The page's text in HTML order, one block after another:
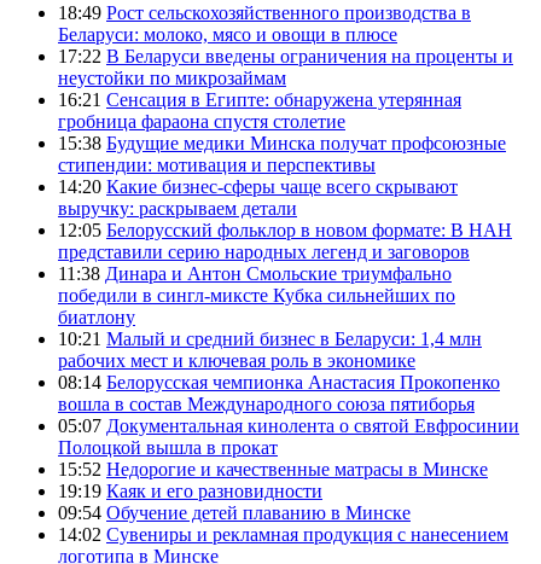
18:49 Рост сельскохозяйственного производства в
Беларуси: молоко, мясо и овощи в плюсе
17:22 В Беларуси введены ограничения на проценты и
неустойки по микрозаймам
16:21 Сенсация в Египте: обнаружена утерянная
гробница фараона спустя столетие
15:38 Будущие медики Минска получат профсоюзные
стипендии: мотивация и перспективы
14:20 Какие бизнес-сферы чаще всего скрывают
выручку: раскрываем детали
12:05 Белорусский фольклор в новом формате: В НАН
представили серию народных легенд и заговоров
11:38 Динара и Антон Смольские триумфально
победили в сингл-миксте Кубка сильнейших по
биатлону
10:21 Малый и средний бизнес в Беларуси: 1,4 млн
рабочих мест и ключевая роль в экономике
08:14 Белорусская чемпионка Анастасия Прокопенко
вошла в состав Международного союза пятиборья
05:07 Документальная кинолента о святой Евфросинии
Полоцкой вышла в прокат
15:52 Недорогие и качественные матрасы в Минске
19:19 Каяк и его разновидности
09:54 Обучение детей плаванию в Минске
14:02 Сувениры и рекламная продукция с нанесением
логотипа в Минске